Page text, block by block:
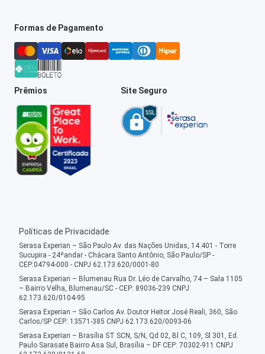
Formas de Pagamento
Prêmios Site Seguro
Políticas de Privacidade
Serasa Experian – São Paulo Av. das Nações Unidas, 14.401 - Torre
Sucupira - 24ºandar - Chácara Santo Antônio, São Paulo/SP -
CEP:04794-000 - CNPJ 62.173.620/0001-80
Serasa Experian – Blumenau Rua Dr. Léo de Carvalho, 74 – Sala 1105
– Bairro Velha, Blumenau/SC - CEP: 89036-239 CNPJ
62.173.620/0104-95
Serasa Experian – São Carlos Av. Doutor Heitor José Reali, 360, São
Carlos/SP CEP: 13571-385 CNPJ 62.173.620/0093-06
Serasa Experian – Brasília ST SCN, S/N, Qd 02, Bl C, 109, Sl 301, Ed.
Paulo Sarasate Bairro Asa Sul, Brasília – DF CEP: 70302-911 CNPJ